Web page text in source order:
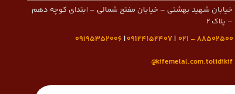
خیابان شهید بهشتی – خیابان مفتح شمالی – ابتدای کوچه دهم
– پلاک 2
88502500 – 021
|
09124152407
|
09195352006
kifemelal.com.tolidikif@